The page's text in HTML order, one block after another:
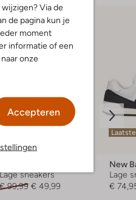
Via de
de pagina kun je
moment
informatie of een
onze
Accepteren
-50%
sneakers
€ 99,99 € 49,99
New
Lage
€